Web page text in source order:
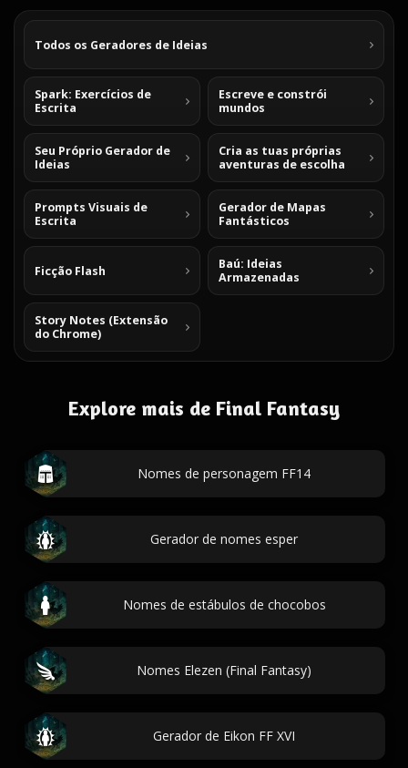
Todos os Geradores de Ideias
Spark: Exercícios de
Escrita
Escreve e constrói
mundos
Seu Próprio Gerador de
Ideias
Cria as tuas próprias
aventuras de escolha
Prompts Visuais de
Escrita
Gerador de Mapas
Fantásticos
Ficção Flash
Baú: Ideias
Armazenadas
Story Notes (Extensão
do Chrome)
Explore mais de Final Fantasy
Nomes de personagem FF14
Gerador de nomes esper
Nomes de estábulos de chocobos
Nomes Elezen (Final Fantasy)
Gerador de Eikon FF XVI